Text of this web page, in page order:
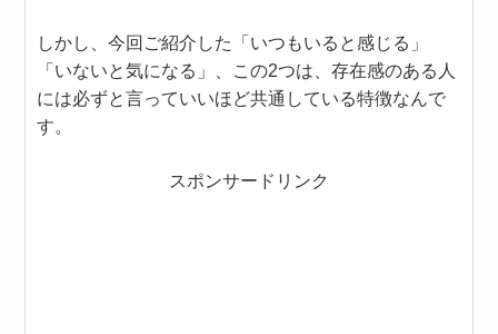
しかし、今回ご紹介した「いつもいると感じる」
「いないと気になる」、この2つは、存在感のある人
には必ずと言っていいほど共通している特徴なんで
す。
スポンサードリンク